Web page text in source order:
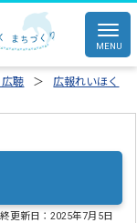
聴
広報れいほく
更新日：2025年7月5日